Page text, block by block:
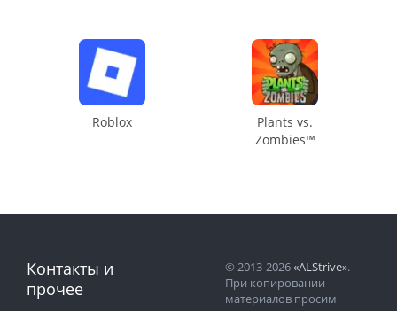
Roblox
Plants vs.
Zombies™
Контакты и
прочее
© 2013-2026«ALStrive».
При копировании
материалов просим